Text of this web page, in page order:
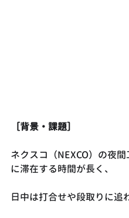
［背景・課題］
ネクスコ（NEXCO）の夜
に滞在する時間が長く、
日中は打合せや段取りに追